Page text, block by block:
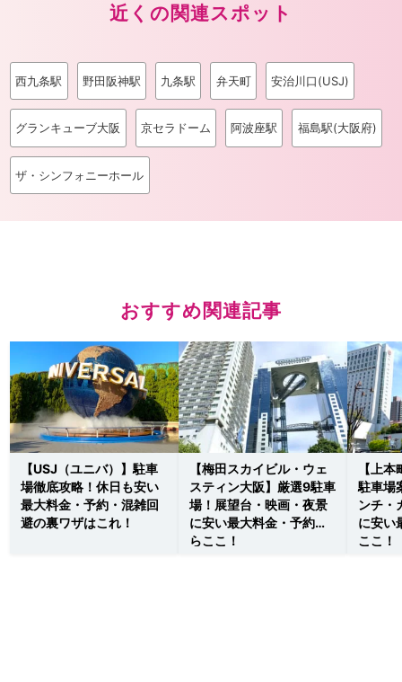
近くの関連スポット
西九条駅 野田阪神駅 九条駅 弁天町 安治川口(USJ)
グランキューブ大阪 京セラドーム 阿波座駅 福島駅(大阪府)
ザ・シンフォニーホール
おすすめ関連記事
【USJ（ユニバ）】駐車
場徹底攻略！休日も安い
最大料金・予約・混雑回
避の裏ワザはこれ！
【梅田スカイビル・ウェ
スティン大阪】厳選9駐車
場！展望台・映画・夜景
に安い最大料金・予約な
らここ！
【上
駐車場
ンチ・
に安い
ここ！